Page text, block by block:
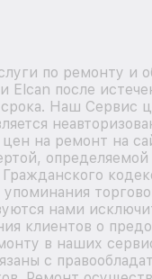
по ремонту и
Elcan после
срока. Наш Сервис
на ремонт на
упоминания
нами
клиентов о
в наших
с